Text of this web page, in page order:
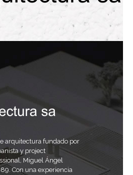
arquitectura fundado por
y project
Miguel Ángel
Con una experiencia